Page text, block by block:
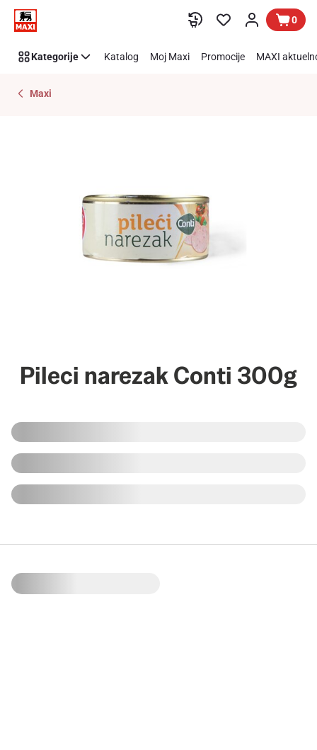
Preskoči link 0
Kategorije Katalog Moj Maxi Promocije MAXI
Maxi
Pileci narezak Conti 300g